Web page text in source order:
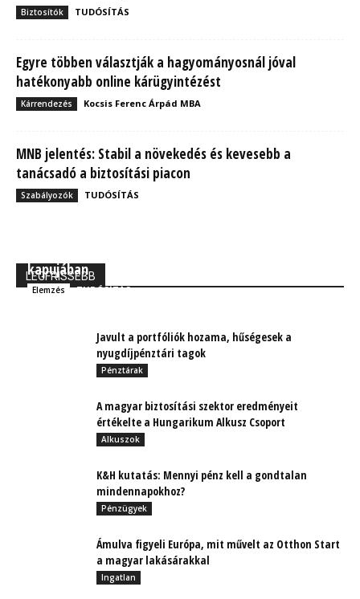
Biztosítók TUDÓSÍTÁS
Egyre többen választják a hagyományosnál jóval
hatékonyabb online kárügyintézést
Kárrendezés Kocsis Ferenc Árpád MBA
MNB jelentés: Stabil a növekedés és kevesebb a
tanácsadó a biztosítási piacon
Szabályozók TUDÓSÍTÁS
LEGFRISSEBB
kapujában
Elemzés TUDÓSÍTÁS
Javult a portfóliók hozama, hűségesek a
nyugdíjpénztári tagok
Pénztárak
A magyar biztosítási szektor eredményeit
értékelte a Hungarikum Alkusz Csoport
Alkuszok
K&H kutatás: Mennyi pénz kell a gondtalan
mindennapokhoz?
Pénzügyek
Ámulva figyeli Európa, mit művelt az Otthon Start
a magyar lakásárakkal
Ingatlan